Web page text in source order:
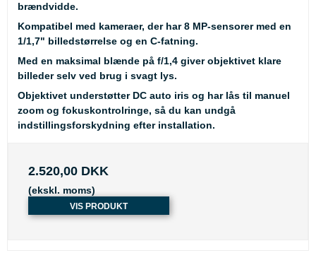
brændvidde.
Kompatibel med kameraer, der har 8 MP-sensorer med en
1/1,7" billedstørrelse og en C-fatning.
Med en maksimal blænde på f/1,4 giver objektivet klare
billeder selv ved brug i svagt lys.
Objektivet understøtter DC auto iris og har lås til manuel
zoom og fokuskontrolringe, så du kan undgå
indstillingsforskydning efter installation.
2.520,00 DKK
(ekskl. moms)
VIS PRODUKT